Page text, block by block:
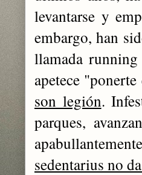
levantarse y
embargo, han
llamada
apetece
son legión.
parques,
sedentarius no